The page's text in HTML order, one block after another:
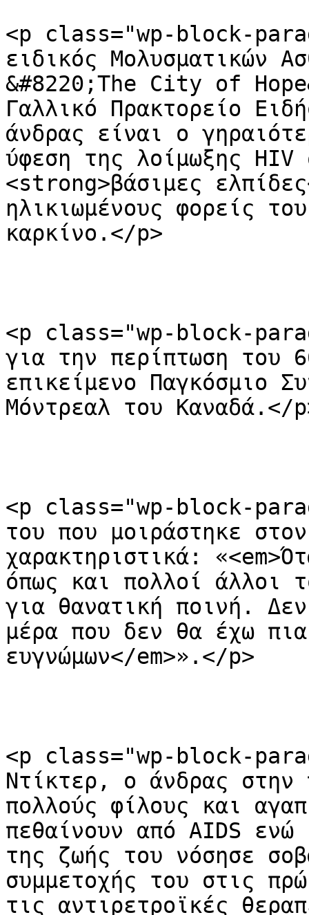
<p class="wp-block-
ειδικός Μολυσματικών
&#8220;The City of
Γαλλικό Πρακτορείο
άνδρας είναι ο
ύφεση της λοίμωξης HIV
<strong>βάσιμες
ηλικιωμένους φορείς
καρκίνο.</p>
<p class="wp-block-
για την περίπτωση του
επικείμενο Παγκόσμιο
Μόντρεαλ του Καναδά.</
<p class="wp-block-
του που μοιράστηκε
χαρακτηριστικά:
όπως και πολλοί άλλοι
για θανατική ποινή.
μέρα που δεν θα έχω
ευγνώμων</em>».</p>
<p class="wp-block-
Ντίκτερ, ο άνδρας στην
πολλούς φίλους και
πεθαίνουν από AIDS
της ζωής του νόσησε
συμμετοχής του στις
τις αντιρετροϊκές